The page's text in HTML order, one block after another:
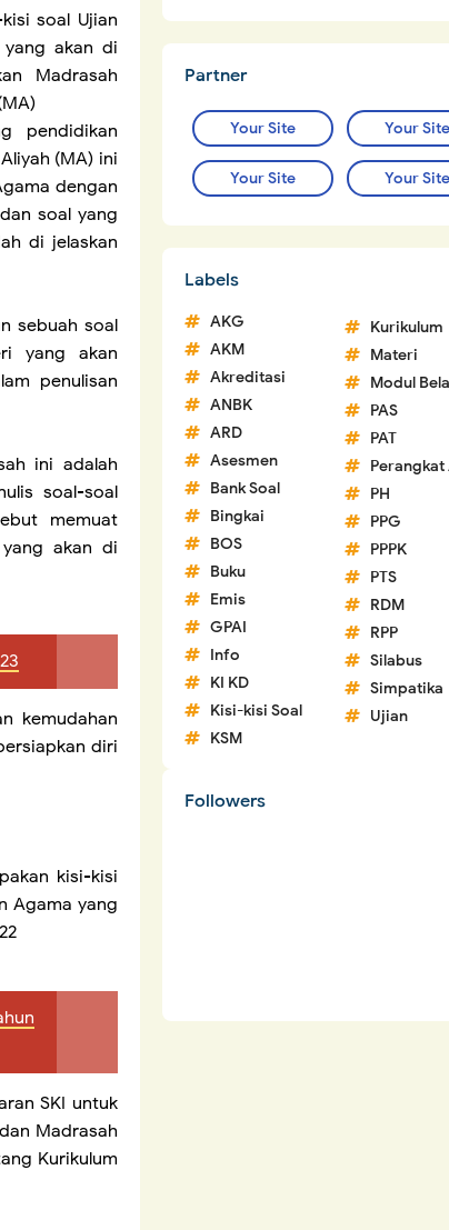
soal Ujian
yang akan di
Madrasah
pendidikan
(MA) ini
dengan
soal yang
di jelaskan
sebuah soal
yang akan
penulisan
ini adalah
soal-soal
memuat
akan di
kemudahan
diri
kisi-kisi
Agama yang
SKI untuk
Madrasah
Kurikulum
Partner
Your Site Your Site
Your Site Your Site
Labels
AKG
AKM
Akreditasi
ANBK
ARD
Asesmen
Bank Soal
Bingkai
BOS
Buku
Emis
GPAI
Info
KI KD
Kisi-kisi Soal
KSM
Kurikulum
Materi
Modul
PAS
PAT
Perangkat
PH
PPG
PPPK
PTS
RDM
RPP
Silabus
Simpatika
Ujian
Followers